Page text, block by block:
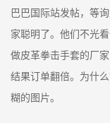
巴巴国际站发帖，等
家聪明了。他们不光
做皮革拳击手套的厂
结果订单翻倍。为什
糊的图片。